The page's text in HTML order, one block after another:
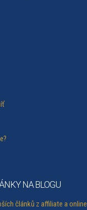
NA BLOGU
článků z affiliate a